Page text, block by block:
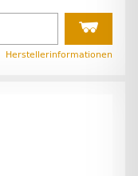
Herstellerinformationen